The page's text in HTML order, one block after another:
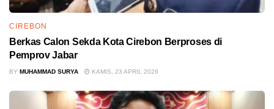
CIREBON
Berkas Calon Sekda Kota Cirebon Berproses di
Pemprov Jabar
BY MUHAMMAD SURYA KAMIS, 23 APRIL 2026